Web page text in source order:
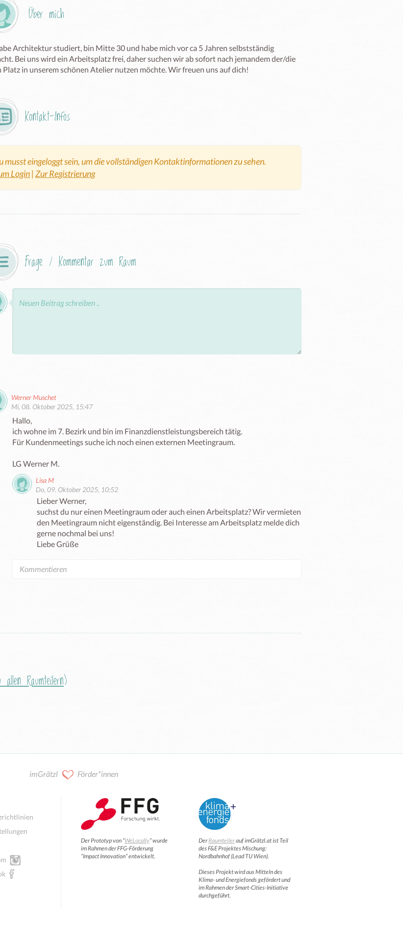
Über mich
Architektur studiert, bin Mitte 30 und habe mich vor ca 5 Jahren selbstständig
Bei uns wird ein Arbeitsplatz frei, daher suchen wir ab sofort nach jemandem der/die
Platz in unserem schönen Atelier nutzen möchte. Wir freuen uns auf dich!
Kontakt-Infos
musst eingeloggt sein, um die vollständigen Kontaktinformationen zu sehen.
Login| Zur Registrierung
Frage / Kommentar zum Raum
Werner Muschet
Mi, 08. Oktober 2025, 15:47
Hallo,
ich wohne im 7. Bezirk und bin im Finanzdienstleistungsbereich tätig.
Für Kundenmeetings suche ich noch einen externen Meetingraum.
LG Werner M.
Lisa M
Do, 09. Oktober 2025, 10:52
Lieber Werner,
suchst du nur einen Meetingraum oder auch einen Arbeitsplatz? Wir vermieten
den Meetingraum nicht eigenständig. Bei Interesse am Arbeitsplatz melde dich
gerne nochmal bei uns!
Liebe Grüße
Raumteilern)
imGrätzl Förder*innen
Der Prototyp von “WeLocally” wurde
im Rahmen der FFG-Förderung
“Impact Innovation” entwickelt.
DerRaumteilerauf imGrätzl.at ist Teil
des F&E Projektes Mischung:
Nordbahnhof (Lead TU Wien).
Dieses Projekt wird aus Mitteln des
Klima- und Energiefonds gefördert und
im Rahmen der Smart-Cities-Initiative
durchgeführt.